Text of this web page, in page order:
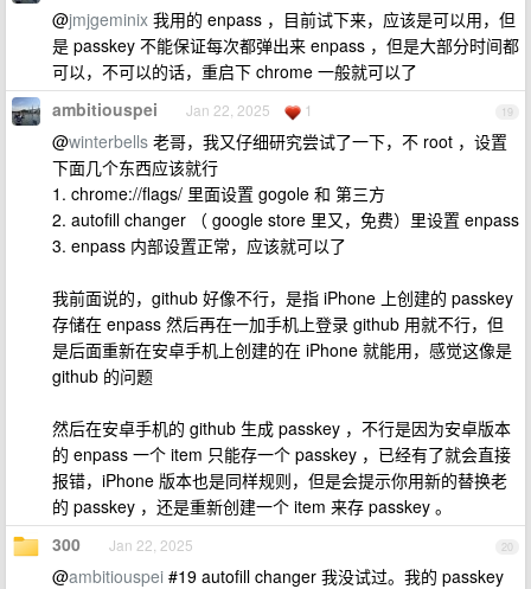
@jmjgeminix 我用的 enpass ，目前试下来，应该是可以用，但
是 passkey 不能保证每次都弹出来 enpass ，但是大部分时间都
可以，不可以的话，重启下 chrome 一般就可以了
19
ambitiouspei Jan 22, 2025 1
@winterbells 老哥，我又仔细研究尝试了一下，不 root ，设置
下面几个东西应该就行
1. chrome://flags/ 里面设置 gogole 和 第三方
2. autofill changer （ google store 里又，免费）里设置 enpass
3. enpass 内部设置正常，应该就可以了
我前面说的，github 好像不行，是指 iPhone 上创建的 passkey
存储在 enpass 然后再在一加手机上登录 github 用就不行，但
是后面重新在安卓手机上创建的在 iPhone 就能用，感觉这像是
github 的问题
然后在安卓手机的 github 生成 passkey ，不行是因为安卓版本
的 enpass 一个 item 只能存一个 passkey ，已经有了就会直接
报错，iPhone 版本也是同样规则，但是会提示你用新的替换老
的 passkey ，还是重新创建一个 item 来存 passkey 。
20
300 Jan 22, 2025
@ambitiouspei #19 autofill changer 我没试过。我的 passkey